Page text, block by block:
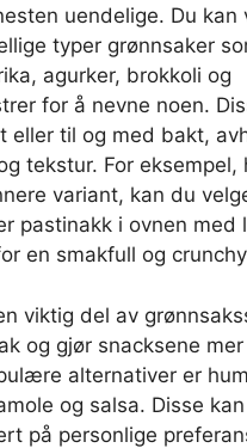
uendelige. Du kan
typer grønnsaker
agurker, brokkoli og
for å nevne noen.
eller til og med bakt,
tekstur. For eksempel,
variant, kan du
pastinakk i ovnen med
en smakfull og
viktig del av
og gjør snacksene mer
alternativer er
og salsa. Disse kan
på personlige